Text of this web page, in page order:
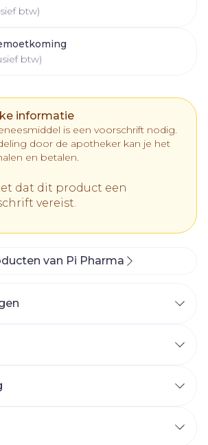
btw)
btw)
informatie
is een voorschrift nodig.
door de apotheker kan je het
en betalen.
dat dit product een
vereist.
van Pi Pharma